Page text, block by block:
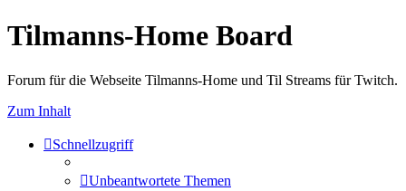
Tilmanns-Home Board
Forum für die Webseite Tilmanns-Home und Til Streams für Twitch.
Zum Inhalt
Schnellzugriff
Unbeantwortete Themen